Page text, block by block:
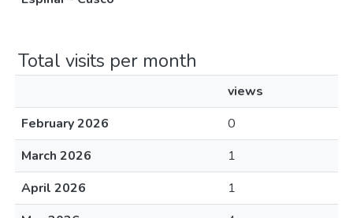
Total visits per month
views
February 2026
0
March 2026
1
April 2026
1